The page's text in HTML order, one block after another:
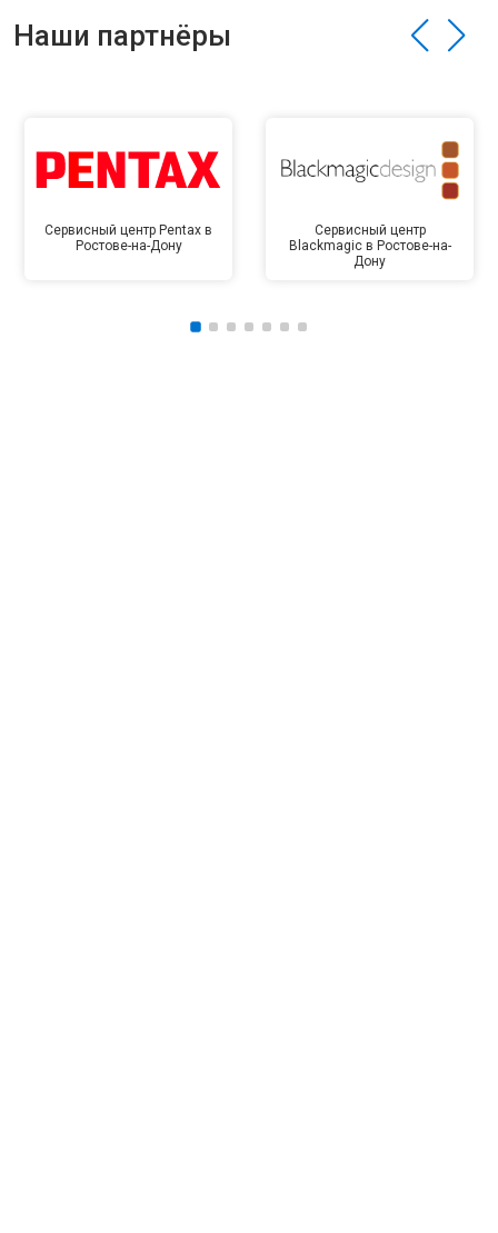
Наши партнёры
Сервисный центр Pentax в
Ростове-на-Дону
Сервисный центр
Blackmagic в Ростове-на-
Дону